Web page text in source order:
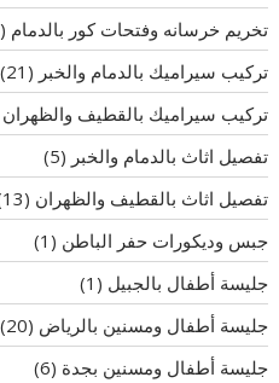
تخريم خرسانه وفتحات كور بالدمام (3)
تركيب سيراميك بالدمام والخبر (21)
تركيب سيراميك بالقطيف والظهران
تفصيل اثاث بالدمام والخبر (5)
تفصيل اثاث بالقطيف والظهران (13)
جبس وديكورات حفر الباطن (1)
جليسة أطفال بالجبيل (1)
جليسة أطفال ومسنين بالرياض (20)
جليسة أطفال ومسنين بجدة (6)